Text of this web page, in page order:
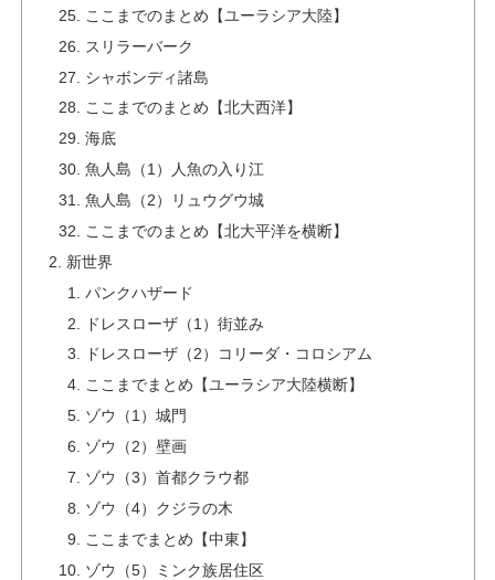
ここまでのまとめ【ユーラシア大陸】
スリラーバーク
シャボンディ諸島
ここまでのまとめ【北大西洋】
海底
魚人島（1）人魚の入り江
魚人島（2）リュウグウ城
ここまでのまとめ【北大平洋を横断】
新世界
パンクハザード
ドレスローザ（1）街並み
ドレスローザ（2）コリーダ・コロシアム
ここまでまとめ【ユーラシア大陸横断】
ゾウ（1）城門
ゾウ（2）壁画
ゾウ（3）首都クラウ都
ゾウ（4）クジラの木
ここまでまとめ【中東】
ゾウ（5）ミンク族居住区